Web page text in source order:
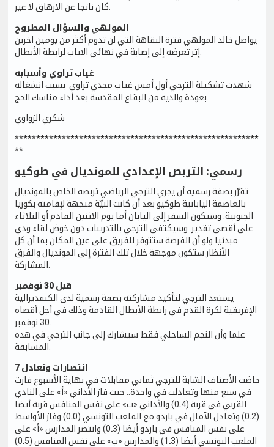
المولهي والسؤال المطروح
يواصل خالد المولهي فترة النقاهة التي لن تدوم أكثر من يومين اخرين
غياب تراوي وأسبابه
شهدت تشكيلة الترجي أول أمس غياب مجدي تراوي بسبب انشغاله
شكري الزواوي
*********************************************************
**
رسمي: التربص الإعدادي للمونديال في طوكيو
تقرّر بصفة رسمية أن يجري الترجي الرياضي تربصه الخاص بالمونديال
بالعاصمة اليابانية طوكيو بعد أن كانت النيّة متجهة لإقامته بكوريا
الجنوبية. وسيكون السفر إلى اليابان أما يوم الاثنين القادم أو الثلاثاء
على أقصى تقدير. وسيكتفي الترجي بالتدريبات دون خوض لقاء ودي
مبدئيا ولو أن الفرصة ستتوفر للفريق على عين المكان بما أن كل
الأنظار ستكون موجهة خلال تلك الفترة إلى المونديال والفرق
قبل 30 نوفمبر
يستعد الترجي لتأكيد مشاركته بصفة رسمية لدى الكنفديرالية
الإفريقية لكرة القدم في رابطة الأبطال القادمة وذلك في أجل أقصاه
علما وأن النجم الساحلي فقط سيشارك إلى جانب الترجي في هذه
7 انتصارات وتعادل
خاضت الأصناف الشابة للترجي ثماني مقابلات في نهاية الأسبوع فازت
في سبع منها وتعادلت في واحدة.. حيث فاز الأداني «أ» على النادي
القربي في قربة (4ـ0) والأداني «ب» على نفس المنافس قربة أيضا
(2ـ0) وتعادل الآمال في باردو مع الملعب التونسي (0ـ0) وفاز الأواسط
على نفس المنافس في باردو أيضا (3ـ0) وانتصر المدارس «أ» على
الملعب التونسي أيضا (3ـ1) والمدارس «ب» على نفس المنافس (5ـ0)